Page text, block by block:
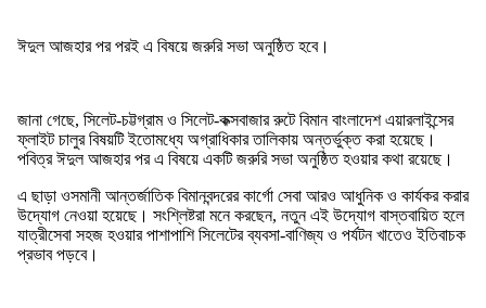
ঈদুল আজহার পর পরই এ বিষয়ে জরুরি সভা অনুষ্ঠিত হবে।
জানা গেছে, সিলেট-চট্টগ্রাম ও সিলেট-কক্সবাজার রুটে বিমান বাংলাদেশ এয়ারলাইন্সের
ফ্লাইট চালুর বিষয়টি ইতোমধ্যে অগ্রাধিকার তালিকায় অন্তর্ভুক্ত করা হয়েছে।
পবিত্র ঈদুল আজহার পর এ বিষয়ে একটি জরুরি সভা অনুষ্ঠিত হওয়ার কথা রয়েছে।
এ ছাড়া ওসমানী আন্তর্জাতিক বিমানবন্দরের কার্গো সেবা আরও আধুনিক ও কার্যকর করার
উদ্যোগ নেওয়া হয়েছে। সংশ্লিষ্টরা মনে করছেন, নতুন এই উদ্যোগ বাস্তবায়িত হলে
যাত্রীসেবা সহজ হওয়ার পাশাপাশি সিলেটের ব্যবসা-বাণিজ্য ও পর্যটন খাতেও ইতিবাচক
প্রভাব পড়বে।